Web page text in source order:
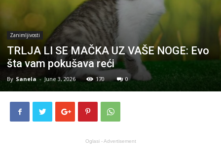
Zanimljivosti
TRLJA LI SE MAČKA UZ VAŠE NOGE: Evo
šta vam pokušava reći
By Sanela - June 3, 2026 170 0
Oglasi - Advertisement